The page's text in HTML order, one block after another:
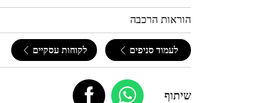
הוראות הרכבה
לעמוד סניפים לקוחות עסקיים
שיתוף